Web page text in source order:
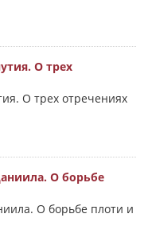
О трех
О трех отречениях
О борьбе
О борьбе плоти и